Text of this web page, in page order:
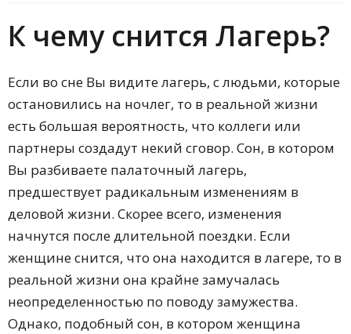
К чему снится Лагерь?
Если во сне Вы видите лагерь, с людьми, которые
остановились на ночлег, то в реальной жизни
есть большая вероятность, что коллеги или
партнеры создадут некий сговор. Сон, в котором
Вы разбиваете палаточный лагерь,
предшествует радикальным изменениям в
деловой жизни. Скорее всего, изменения
начнутся после длительной поездки. Если
женщине снится, что она находится в лагере, то в
реальной жизни она крайне замучалась
неопределенностью по поводу замужества.
Однако, подобный сон, в котором женщина